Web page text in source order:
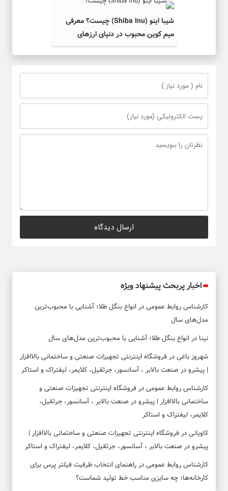
شیبا اینو (Shiba Inu) چیست؟ معرفی
میم کوین محبوب در دنیای ارزهای
دیجیتال
اخبار پربحث پیشنهاد ویژه
کارشناس روابط عمومیدر انواع بنگل طلا؛ آشنایی با محبوب‌ترین
مدل‌های سال
نینا در انواع بنگل طلا؛ آشنایی با محبوب‌ترین مدل‌های سال
شهروز باغیدر فروشگاه اینترنتی تجهیزات صنعتی و ساختمانی بالاافزار
| پیشرو در صنعت بالابر ، آسانسور، جرثقیل، کلایمر، لیفتراک و استاکر
کارشناس روابط عمومیدر فروشگاه اینترنتی تجهیزات صنعتی و
ساختمانی بالاافزار | پیشرو در صنعت بالابر ، آسانسور، جرثقیل،
کلایمر، لیفتراک و استاکر
کاویانیدر فروشگاه اینترنتی تجهیزات صنعتی و ساختمانی بالاافزار |
پیشرو در صنعت بالابر ، آسانسور، جرثقیل، کلایمر، لیفتراک و استاکر
کارشناس روابط عمومیدر راهنمای انتخاب ظرفیت فیلتر پرس برای
کارخانه‌ها؛ چه سایزی مناسب خط تولید شماست؟